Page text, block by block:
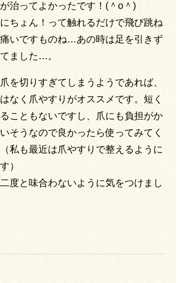
治ってよかったです！(＾o＾)
ちょん！って触れるだけで飛び跳ね
いですものね…あの時は足を引きず
ました…。
を切りすぎてしまうようであれば、
なく爪やすりがオススメです。短く
こともないですし、爪にも負担がか
そうなので良かったら使ってみてく
私も最近は爪やすりで整えるように
）
度と味合わないように気をつけまし